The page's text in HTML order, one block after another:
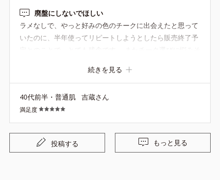
廃盤にしないでほしい
ラメなしで、やっと好みの色のチークに出会えたと思って
いたのに、半年使ってリピートしようとしたら販売終了予
定とのことで、とても残念です。 またチーク選びに悩みそ
続きを見る
40代前半・普通肌 吉蔵さん
満足度
投稿する もっと見る